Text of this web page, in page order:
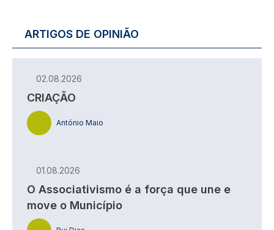
ARTIGOS DE OPINIÃO
02.08.2026
CRIAÇÃO
António Maio
01.08.2026
O Associativismo é a força que une e
move o Município